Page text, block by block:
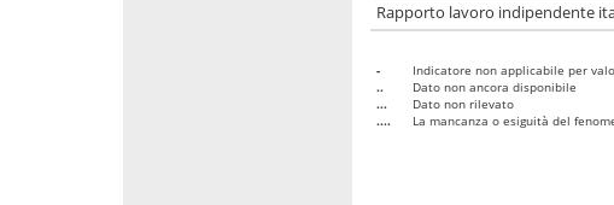
Rapporto lavoro indipendente
-
Indicatore non applicabile per
..
Dato non ancora disponibile
...
Dato non rilevato
....
La mancanza o esiguità del